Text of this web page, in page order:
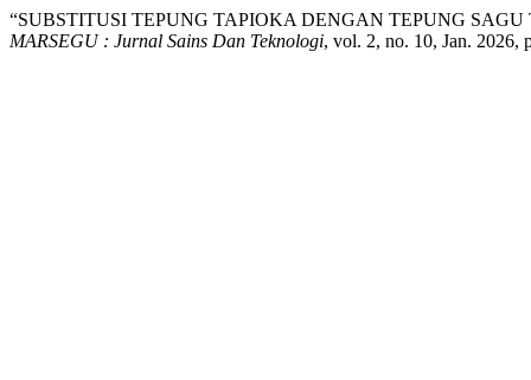
“SUBSTITUSI TEPUNG TAPIOKA DENGAN TEPUNG
MARSEGU : Jurnal Sains Dan Teknologi, vol. 2, no. 10, Jan. 2026,